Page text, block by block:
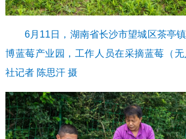
6月11日，湖南省长沙市望城区茶亭
博蓝莓产业园，工作人员在采摘蓝莓（
社记者 陈思汗 摄